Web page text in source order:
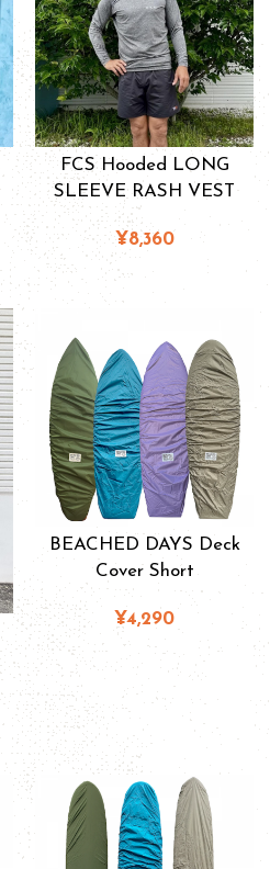
FCS Hooded LONG
SLEEVE RASH VEST
¥8,360
BEACHED DAYS Deck
Cover Short
¥4,290